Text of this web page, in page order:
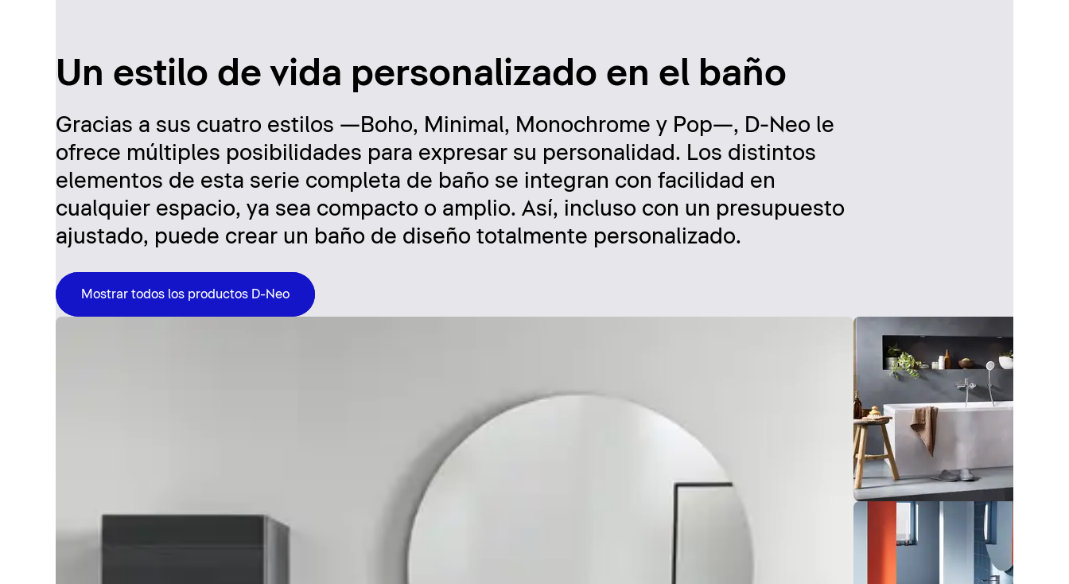
Un estilo de vida personalizado en el baño
Gracias a sus cuatro estilos —Boho, Minimal, Monochrome y Pop—, D-Neo le
ofrece múltiples posibilidades para expresar su personalidad. Los distintos
elementos de esta serie completa de baño se integran con facilidad en
cualquier espacio, ya sea compacto o amplio. Así, incluso con un presupuesto
ajustado, puede crear un baño de diseño totalmente personalizado.
Mostrar todos los productos D-Neo